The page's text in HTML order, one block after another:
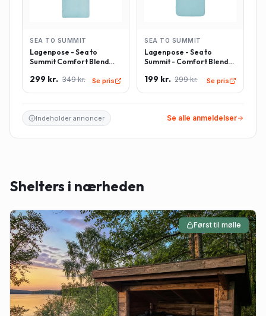
SEA TO SUMMIT
Lagenpose - Sea to
Summit Comfort Blend
pudeindlæg -
299 kr. 349 kr. Se pris
SEA TO SUMMIT
Lagenpose - Sea to
Summit - Comfort Blend
Rektangulær - Lyseblå
199 kr. 299 kr. Se pris
Indeholder annoncer Se alle anmeldelser
Shelters i nærheden
Først til mølle